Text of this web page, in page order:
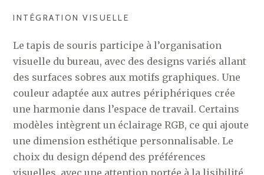
INTÉGRATION VISUELLE
Le tapis de souris participe à l’organisation
visuelle du bureau, avec des designs variés allant
des surfaces sobres aux motifs graphiques. Une
couleur adaptée aux autres périphériques crée
une harmonie dans l’espace de travail. Certains
modèles intègrent un éclairage RGB, ce qui ajoute
une dimension esthétique personnalisable. Le
choix du design dépend des préférences
visuelles, avec une attention portée à la lisibilité